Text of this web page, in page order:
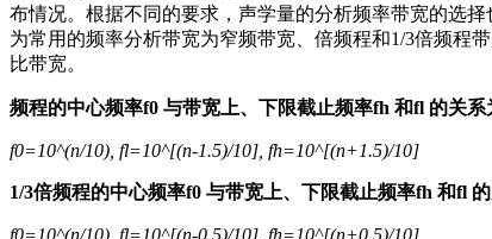
布情况。根据不同的要求，声学量的分析频率带宽的选
为常用的频率分析带宽为窄频带宽、倍频程和1/3倍频程
比带宽。
频程的中心频率f0 与带宽上、下限截止频率fh 和fl 的关系
f0=10^(n/10), fl=10^[(n-1.5)/10], fh=10^[(n+1.5)/10]
1/3倍频程的中心频率f0 与带宽上、下限截止频率fh 和fl 的
f0=10^(n/10), fl=10^[(n-0.5)/10], fh=10^[(n+0.5)/10]